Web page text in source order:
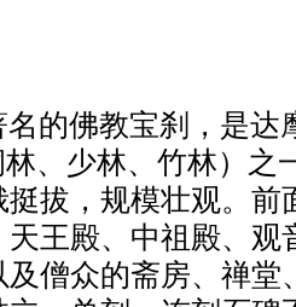
的佛教宝刹，是达
、少林、竹林）之
挺拔，规模壮观。
天王殿、中祖殿、
僧众的斋房、禅堂